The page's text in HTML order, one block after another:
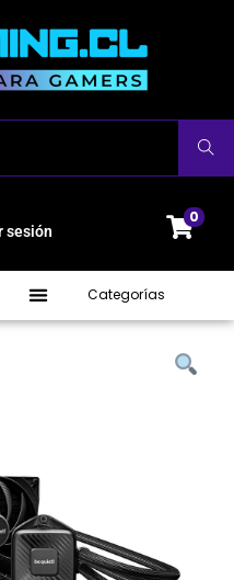
Buscar
sesión
0
Categorías